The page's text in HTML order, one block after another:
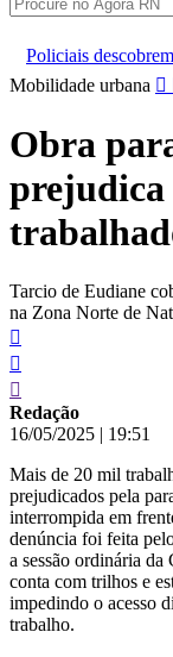
camuflado e
Pular
conteúdo
Mobilidade urbana
Obra
prejudica
Tarcio de Eudiane
na Zona Norte de
Redação
16/05/2025 | 19:51
Mais de 20 mil
prejudicados pela
interrompida em
denúncia foi feita
a sessão ordinária
conta com trilhos e
impedindo o acesso
trabalho.